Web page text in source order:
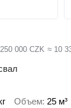
250 000 CZK ≈ 10
Объем 25 м³